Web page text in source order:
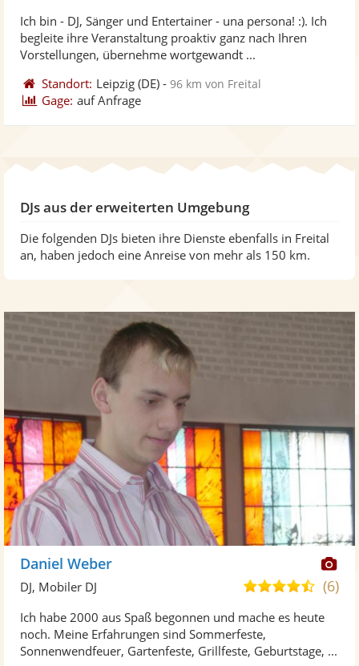
Fotos
5
Ich bin - DJ, Sänger und Entertainer - una persona! :). Ich
begleite ihre Veranstaltung proaktiv ganz nach Ihren
Vorstellungen, übernehme wortgewandt ...
Standort: Leipzig (DE) -96 km von Freital
Gage: auf Anfrage
DJs aus der erweiterten Umgebung
Die folgenden DJs bieten ihre Dienste ebenfalls in Freital
an, haben jedoch eine Anreise von mehr als 150 km.
Daniel Weber
4,5
5
Sternen
(6)
DJ, Mobiler DJ
Ich habe 2000 aus Spaß begonnen und mache es heute
noch. Meine Erfahrungen sind Sommerfeste,
Sonnenwendfeuer, Gartenfeste, Grillfeste, Geburtstage, ...